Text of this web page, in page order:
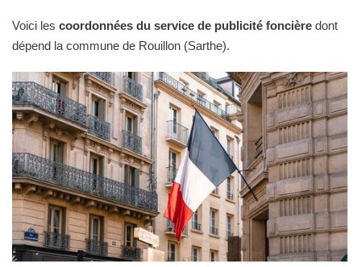
Voici les coordonnées du service de publicité foncière dont
dépend la commune de Rouillon (Sarthe).